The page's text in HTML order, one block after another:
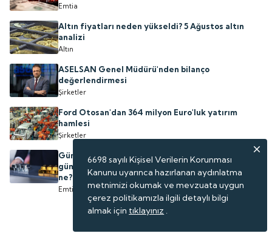
Emtia
Altın fiyatları neden yükseldi? 5 Ağustos altın
analizi
Altın
ASELSAN Genel Müdürü'nden bilanço
değerlendirmesi
Şirketler
Ford Otosan'dan 364 milyon Euro'luk yatırım
hamlesi
Şirketler
Gümüş bu yıl altından daha fazla kazandırdı: Peki,
gümüş fiyatları için bundan sonrası için tahminler
ne?
Emtia
6698 sayılı Kişisel Verilerin Korunması
Kanunu uyarınca hazırlanan aydınlatma
metnimizi okumak ve mevzuata uygun
çerez politikamızla ilgili detaylı bilgi
almak için tıklayınız .